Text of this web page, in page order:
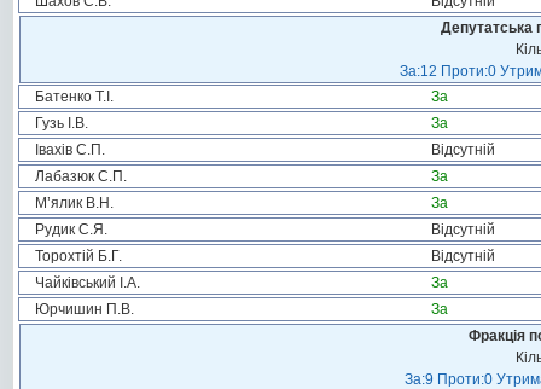
Депутатська
За:12 Проти:0
Батенко Т.І.
За
Гузь І.В.
За
Івахів С.П.
Відсутній
Лабазюк С.П.
За
М’ялик В.Н.
За
Рудик С.Я.
Відсутній
Торохтій Б.Г.
Відсутній
Чайківський І.А.
За
Юрчишин П.В.
За
Фракція
За:9 Проти:0